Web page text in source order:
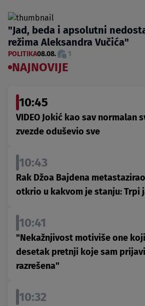
"Jad, beda i apsolutni
režima Aleksandra Vučića"
POLITIKA08.08. 1
NAJNOVIJE
10:45
VIDEO Jokić kao sav normalan
zvezde oduševio sve
10:43
Rak Džoa Bajdena
otkrio u kakvom je stanju: Trpi
10:41
"Nekažnjivost motiviše one
desetak pretnji koje sam
razrešena"
10:32